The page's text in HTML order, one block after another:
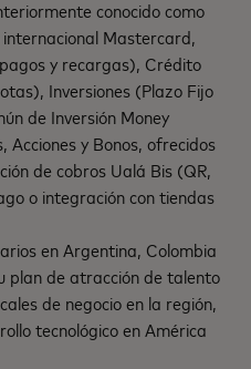
conocido como
Mastercard,
y recargas), Crédito
Inversiones (Plazo Fijo
de Inversión Money
Acciones y Bonos, ofrecidos
de cobros Ualá Bis (QR,
o integración con tiendas
en Argentina, Colombia
plan de atracción de talento
de negocio en la región,
tecnológico en América